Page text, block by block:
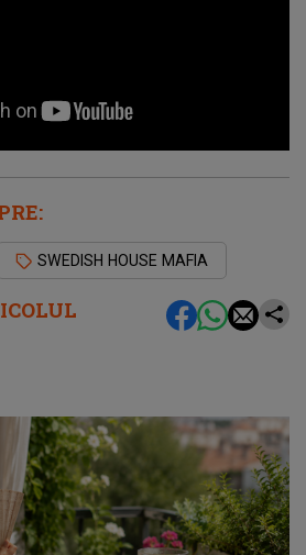
SWEDISH HOUSE MAFIA